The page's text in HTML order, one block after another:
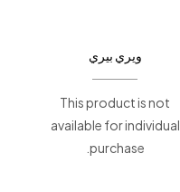
ويري بيري
This product is not
available for individual
purchase.